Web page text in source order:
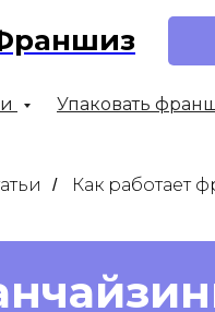
Упаковать
/ Как работает